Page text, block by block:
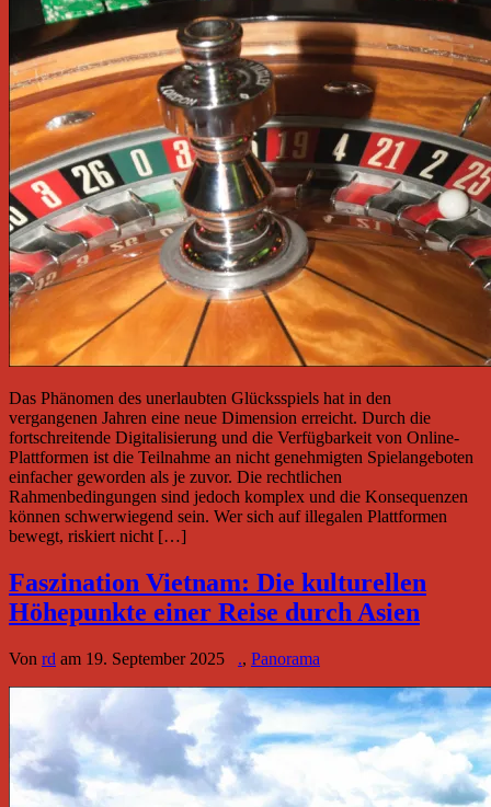
Das Phänomen des unerlaubten Glücksspiels hat in den
vergangenen Jahren eine neue Dimension erreicht. Durch die
fortschreitende Digitalisierung und die Verfügbarkeit von Online-
Plattformen ist die Teilnahme an nicht genehmigten Spielangeboten
einfacher geworden als je zuvor. Die rechtlichen
Rahmenbedingungen sind jedoch komplex und die Konsequenzen
können schwerwiegend sein. Wer sich auf illegalen Plattformen
bewegt, riskiert nicht […]
Faszination Vietnam: Die kulturellen
Höhepunkte einer Reise durch Asien
Von rd am 19. September 2025 ., Panorama